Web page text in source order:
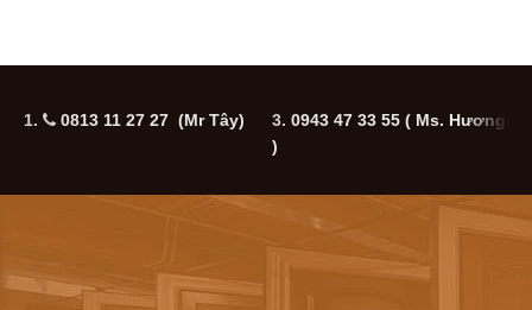
1. 0813 11 27 27 (Mr Tây) 3. 0943 47 33 55 ( Ms. Hương
)